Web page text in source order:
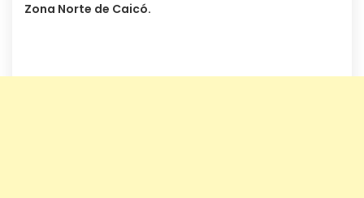
Zona Norte de Caicó.